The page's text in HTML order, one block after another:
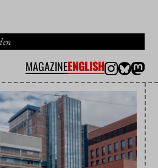
MAGAZINEENGLISH